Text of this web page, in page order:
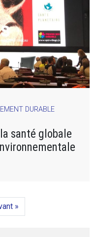
DURABLE
santé globale
»